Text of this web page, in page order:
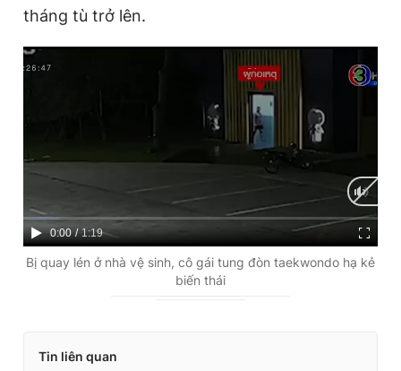
tháng tù trở lên.
C
u
0:00 / D
u
1:19
Bị quay lén ở nhà vệ sinh, cô gái tung đòn taekwondo hạ kẻ
biến thái
Tin liên quan